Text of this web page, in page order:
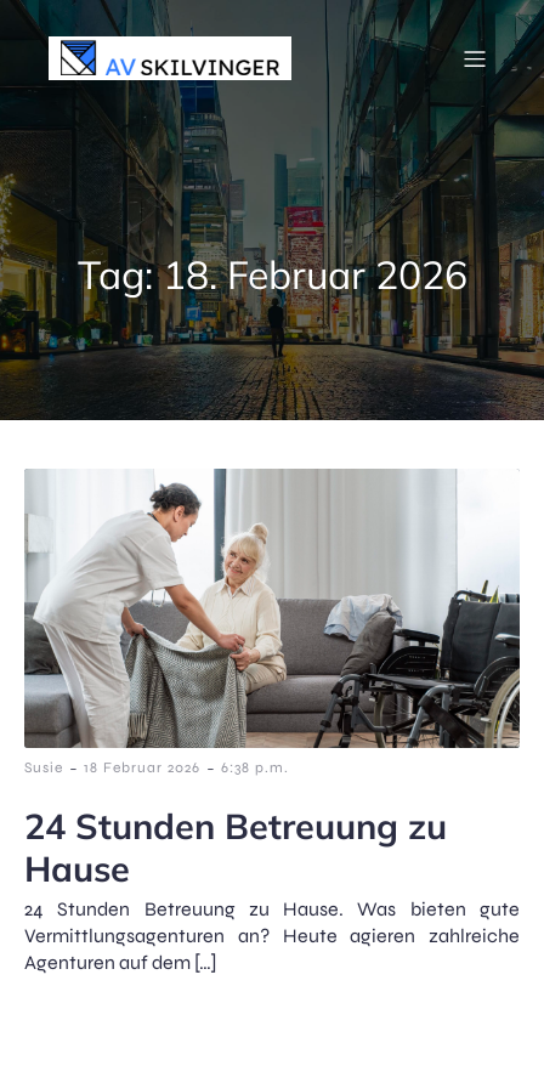
Zum
Inhalt
springen
Tag:18. Februar 2026
Susie - 18 Februar 2026 - 6:38 p.m.
24 Stunden Betreuung zu
Hause
24 Stunden Betreuung zu Hause. Was bieten gute
Vermittlungsagenturen an? Heute agieren zahlreiche
Agenturen auf dem […]